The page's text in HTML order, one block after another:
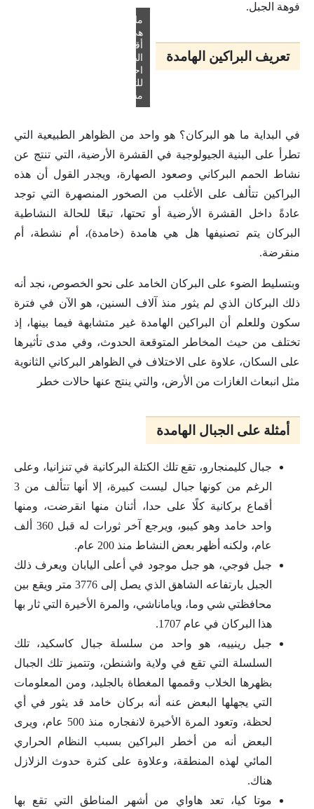
فوهة الجبل.
تعريف البراكين الهامدة
ما
هي
أقل
البراكين
احتمالاً
للثوران
مستقبلاً
في البداية ما هو البركان؟ هو واحد من الظواهر الطبيعية التي
تطرأ على البنية الجيولوجية في القشرة الأرضية، التي تنتج عن
نشاط الحمم البركاني وصعود الصهارة، ويجدر القول أن هذه
البراكين تتألف على الأغلب من الصخور المنصهرة التي توجد
عادةً داخل القشرة الأرضية أو تحتها، تبعًا للحالة النشاطية
البركان يتم تصنيفها هل هي هامدة (خامدة)، أم نشطة، أم
منقرضة.
وبتسليط الضوء على البركان الخامد على نحو الخصوص، نجد أنه
ذلك البركان الذي لم يثور منذ آلاف السنين، هو الآن في فترة
سكون وللعلم أن البراكين الهامدة غير متشابهة فيما بينها، إذ
تختلف من حيث المخاطر المتوقعة الحدوث، وفي مدى تأثيرها
على السكان، علاوة على الاختلاف في الظواهر البركاني الثانوية
مثل انبعاث الغازات من الأرض، والتي ينتج عنها حالات خطر
أمثلة على الجبال الهامدة
جبال كليمنجارو، تقع تلك الكتلة البركانية في تنزانيا، وعلى
الرغم من كونها جبال ليست كبيرة، إلا أنها تتألف من 3
أقماع بركانية كلًا على حدا، أثنان منها انقرضت، ومنها
واحد خامد وهو كيبو، ويرجع آخر ثورات له قبل 360 ألف
عام، ولكنه أظهر بعض النشاط منذ 200 عام.
جبل فوجي، هو جبل موجود في أعلى اليابان ويعرف ذلك
الجبل بارتفاعه الشاهق الذي يصل إلى 3776 متر ويقع بين
محافظتي شي وما، وياماناشي، والمرة الأخيرة التي ثار بها
هذا البركان في عام 1707.
جبل رينييه، هو واحد من سلسلة جبال كاسكيد، تلك
السلسلة التي تقع في ولاية واشنطن، وتتميز تلك الجبال
بظهرها الخلاب وقممها المغطاة بالجليد، ومن المعلومات
التي يجهلها البعض عنه أنه بركان خامد قد يثور في أي
لحظة، وتعود المرة الأخيرة لانفجاره منذ 500 عام، ويرى
البعض أنه من أخطر البراكين بسبب النظام الحراري
المائي لهذه المنطقة، وعلاوة على كثرة حدوث الزلازل
هناك.
موتا كيا، تعد هاواي من أشهر المناطق التي تقع بها